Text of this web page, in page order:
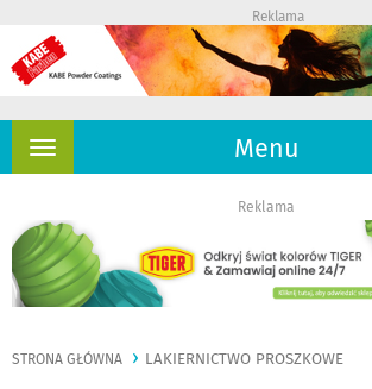
Reklama
Menu
Rozwiń
Reklama
STRONA GŁÓWNA LAKIERNICTWO PROSZKOWE